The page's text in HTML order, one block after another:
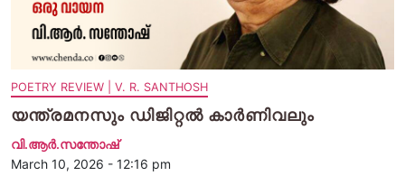
POETRY REVIEW | V. R. SANTHOSH
യന്ത്രമനസും ഡിജിറ്റൽ കാർണിവലും
വി.ആര്‍.സന്തോഷ്
March 10, 2026 - 12:16 pm